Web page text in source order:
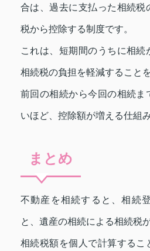
合は、過去に支払った相続税
税から控除する制度です。
これは、短期間のうちに相続
相続税の負担を軽減すること
前回の相続から今回の相続ま
いほど、控除額が増える仕組み
まとめ
不動産を相続すると、相続
と、遺産の相続による相続税
相続税額を個人で計算するこ